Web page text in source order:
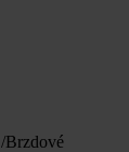
/Brzdové